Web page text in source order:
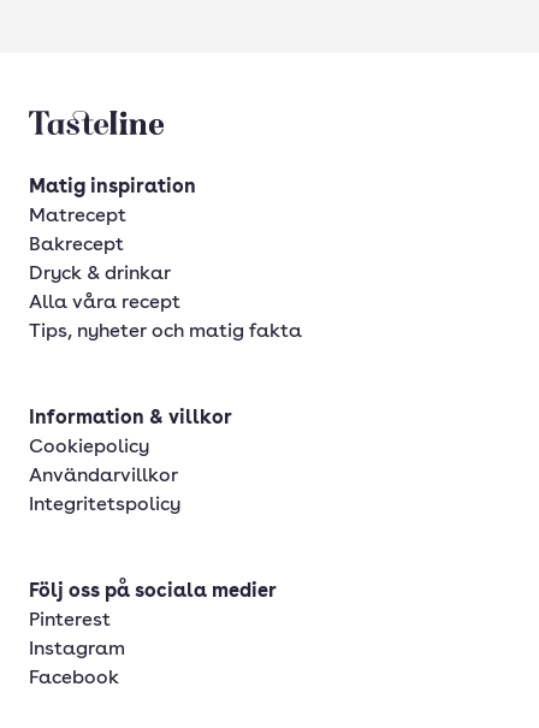
Tasteline startsida
Matig inspiration
Matrecept
Bakrecept
Dryck & drinkar
Alla våra recept
Tips, nyheter och matig fakta
Information & villkor
Cookiepolicy
Användarvillkor
Integritetspolicy
Följ oss på sociala medier
Pinterest
Instagram
Facebook